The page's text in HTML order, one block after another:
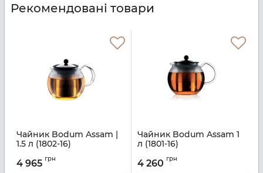
Рекомендовані товари
Чайник Bodum Assam |
1.5 л (1802-16)
4 965 грн
Чайник Bodum Assam 1
л (1801-16)
4 260 грн